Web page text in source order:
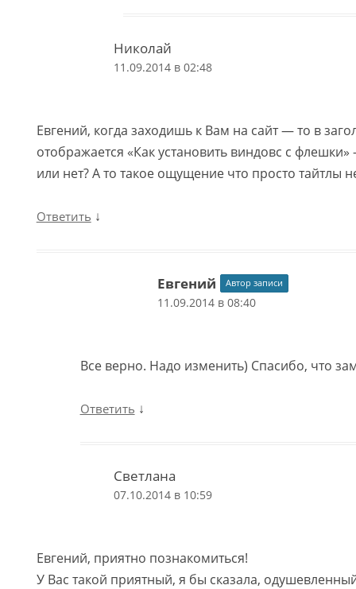
Николай
11.09.2014 в 02:48
Евгений, когда заходишь к Вам на сайт — то в
отображается «Как установить виндовс с
или нет? А то такое ощущение что просто тайтлы
Ответить ↓
Евгений Автор записи
11.09.2014 в 08:40
Все верно. Надо изменить) Спасибо, что
Ответить ↓
Светлана
07.10.2014 в 10:59
Евгений, приятно познакомиться!
У Вас такой приятный, я бы сказала,